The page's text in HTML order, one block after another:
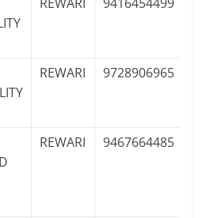
REWARI 9728906965
REWARI 9467664485